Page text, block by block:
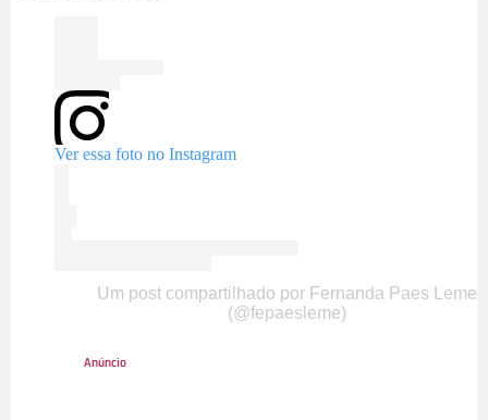
Ver essa foto no Instagram
Um post compartilhado por Fernanda Paes Leme
(@fepaesleme)